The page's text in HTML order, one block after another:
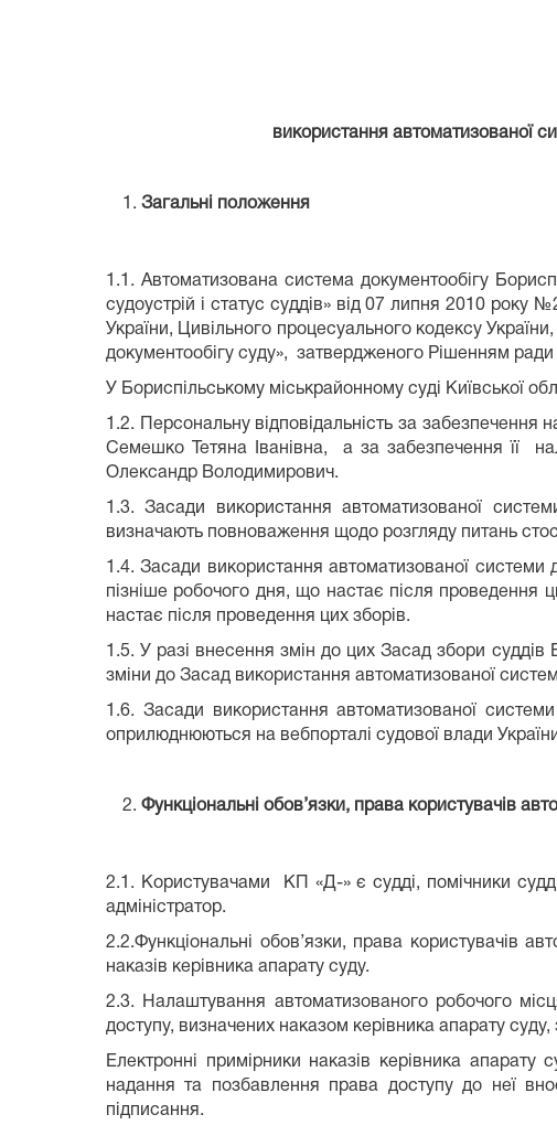
використання автоматизованої
Загальні положення
1.1. Автоматизована система документообігу
судоустрій і статус суддів» від 07 липня 2010 року
України, Цивільного процесуального кодексу
документообігу суду», затвердженого Рішенням
У Бориспільському міськрайонному суді Київської
1.2. Персональну відповідальність за забезпечення
Семешко Тетяна Іванівна, а за забезпечення її
Олександр Володимирович.
1.3. Засади використання автоматизованої
визначають повноваження щодо розгляду питань
1.4. Засади використання автоматизованої системи
пізніше робочого дня, що настає після проведення
настає після проведення цих зборів.
1.5. У разі внесення змін до цих Засад збори суддів
зміни до Засад використання автоматизованої
1.6. Засади використання автоматизованої
оприлюднюються на вебпорталі судової влади
Функціональні обов’язки, права користувачів
2.1. Користувачами КП «Д-» є судді, помічники
адміністратор.
2.2.Функціональні обов’язки, права користувачів
наказів керівника апарату суду.
2.3. Налаштування автоматизованого робочого
доступу, визначених наказом керівника апарату суду,
Електронні примірники наказів керівника
надання та позбавлення права доступу до неї
підписання.